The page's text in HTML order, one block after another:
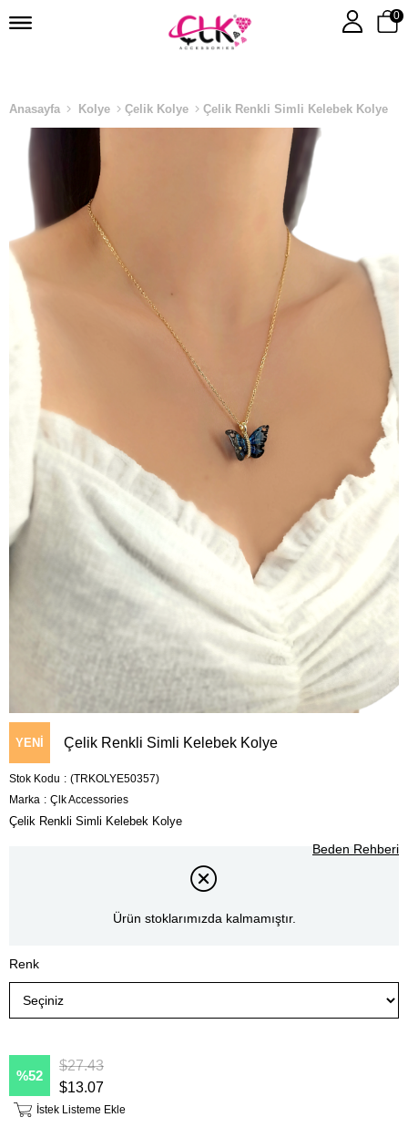
0
Anasayfa Kolye Çelik Kolye Çelik Renkli Simli Kelebek Kolye
YENI
ÜRÜN
Çelik Renkli Simli Kelebek Kolye
Stok Kodu
(TRKOLYE50357)
Marka : Çlk Accessories
Çelik Renkli Simli Kelebek Kolye
Beden Rehberi
Ürün stoklarımızda kalmamıştır.
Renk
52
$27.43
$13.07
İstek Listeme Ekle